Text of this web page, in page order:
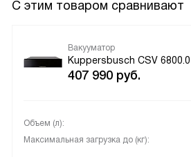
С этим товаром сравнивают
Вакууматор
Kuppersbusch CSV
407 990 руб.
Объем (л):
Максимальная загрузка до (кг):